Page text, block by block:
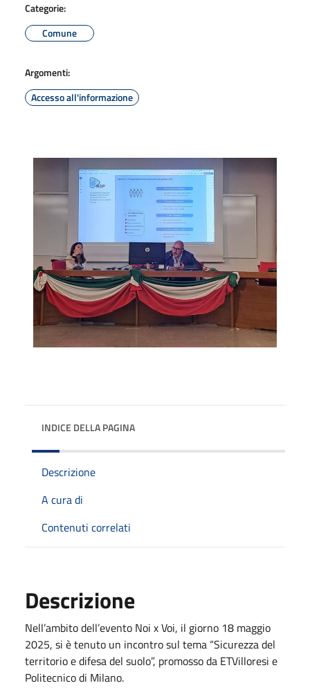
Categorie:
Comune
Argomenti:
Accesso all'informazione
INDICE DELLA PAGINA
Descrizione
A cura di
Contenuti correlati
Descrizione
Nell’ambito dell’evento Noi x Voi, il giorno 18 maggio
2025, si è tenuto un incontro sul tema “Sicurezza del
territorio e difesa del suolo”, promosso da ETVilloresi e
Politecnico di Milano.